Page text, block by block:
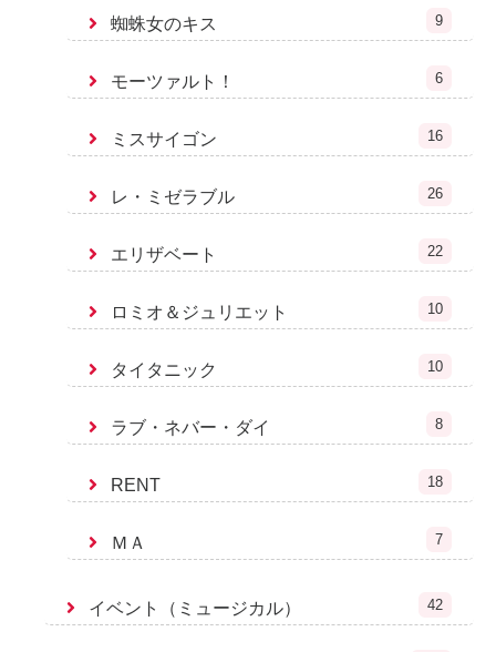
蜘蛛女のキス 9
モーツァルト！ 6
ミスサイゴン 16
レ・ミゼラブル 26
エリザベート 22
ロミオ＆ジュリエット 10
タイタニック 10
ラブ・ネバー・ダイ 8
RENT 18
ＭＡ 7
イベント（ミュージカル） 42